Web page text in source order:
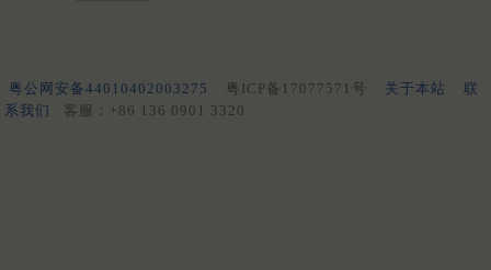
粤公网安备44010402003275 粤ICP备17077571号 关于本站
联
系我们
客服：+86 136 0901 3320